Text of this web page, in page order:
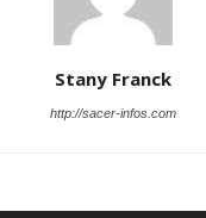
Stany Franck
http://sacer-infos.com